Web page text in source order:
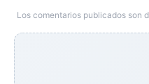
Los comentarios publicados son